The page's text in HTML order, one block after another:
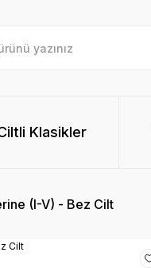
Klasikler
(I-V) - Bez Cilt